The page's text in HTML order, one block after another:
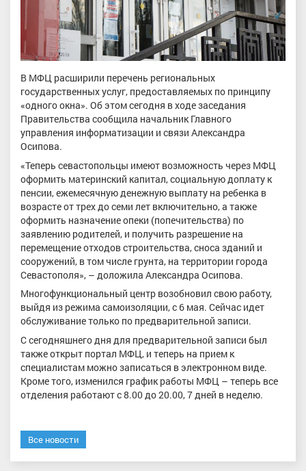
В МФЦ расширили перечень региональных
государственных услуг, предоставляемых по принципу
«одного окна». Об этом сегодня в ходе заседания
Правительства сообщила начальник Главного
управления информатизации и связи Александра
Осипова.
«Теперь севастопольцы имеют возможность через МФЦ
оформить материнский капитал, социальную доплату к
пенсии, ежемесячную денежную выплату на ребенка в
возрасте от трех до семи лет включительно, а также
оформить назначение опеки (попечительства) по
заявлению родителей, и получить разрешение на
перемещение отходов строительства, сноса зданий и
сооружений, в том числе грунта, на территории города
Севастополя», – доложила Александра Осипова.
Многофункциональный центр возобновил свою работу,
выйдя из режима самоизоляции, с 6 мая. Сейчас идет
обслуживание только по предварительной записи.
С сегодняшнего дня для предварительной записи был
также открыт портал МФЦ, и теперь на прием к
специалистам можно записаться в электронном виде.
Кроме того, изменился график работы МФЦ – теперь все
отделения работают с 8.00 до 20.00, 7 дней в неделю.
Все новости